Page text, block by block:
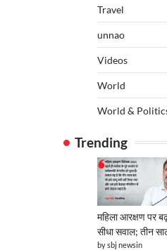
Travel
unnao
Videos
World
World &
Trending
महिला आरक्षण पर
सीधा सवाल; तीन
by sbj newsin